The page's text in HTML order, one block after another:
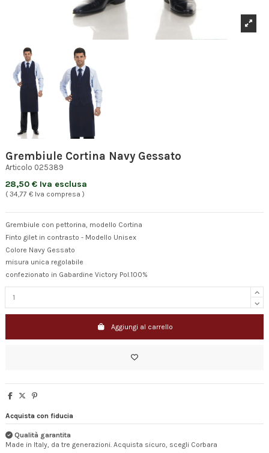
Grembiule Cortina Navy Gessato
Articolo 025389
28,50 € Iva esclusa
( 34,77 € Iva compresa )
Grembiule con pettorina, modello Cortina
Finto gilet in contrasto - Modello Unisex
Colore Navy Gessato
misura unica regolabile
confezionato in Gabardine Victory Pol.100%
Aggiungi al carrello
Acquista con fiducia
Qualità garantita
Made in Italy, da tre generazioni. Acquista sicuro, scegli Corbara